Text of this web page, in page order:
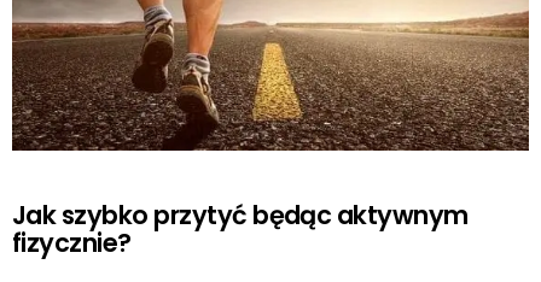
Jak szybko przytyć będąc aktywnym
fizycznie?